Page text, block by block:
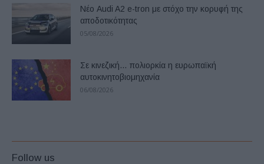
Νέο Audi A2 e-tron με στόχο την κορυφή της
αποδοτικότητας
05/08/2026
Σε κινεζική… πολιορκία η ευρωπαϊκή
αυτοκινητοβιομηχανία
06/08/2026
Follow us